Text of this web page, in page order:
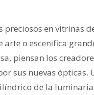
preciosos en vitrinas
o escenifica
piensan los
sus nuevas ópticas.
de la